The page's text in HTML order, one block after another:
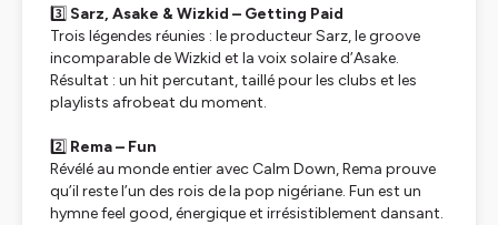
3️⃣ Sarz, Asake & Wizkid – Getting Paid
Trois légendes réunies : le producteur Sarz, le groove
incomparable de Wizkid et la voix solaire d’Asake.
Résultat : un hit percutant, taillé pour les clubs et les
playlists afrobeat du moment.
2️⃣ Rema – Fun
Révélé au monde entier avec Calm Down, Rema prouve
qu’il reste l’un des rois de la pop nigériane. Fun est un
hymne feel good, énergique et irrésistiblement dansant.